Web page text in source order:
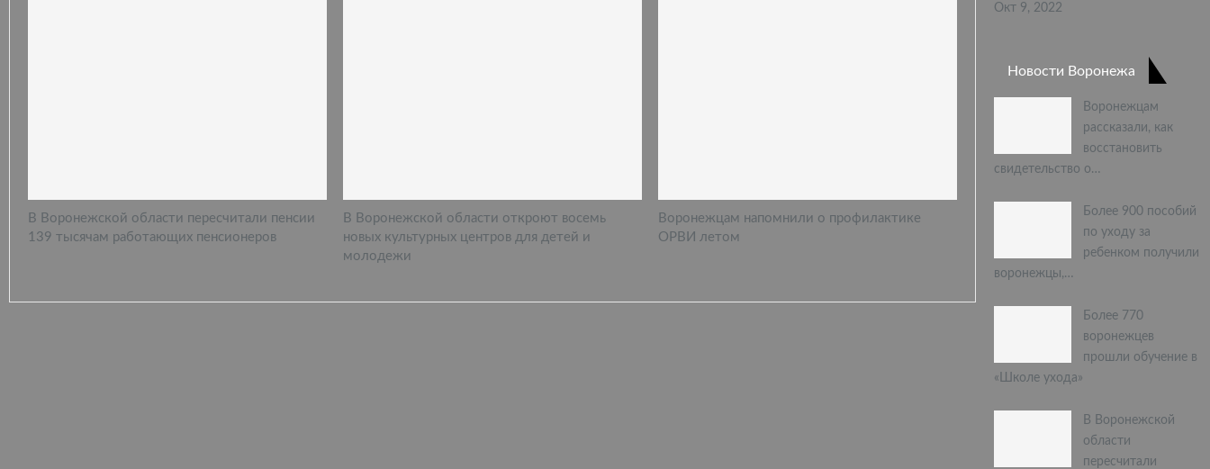
В Воронежской области пересчитали пенсии
139 тысячам работающих пенсионеров
В Воронежской области откроют восемь
новых культурных центров для детей и
молодежи
Воронежцам напомнили о профилактике
ОРВИ летом
Окт 9, 2022
Новости Воронежа
Воронежцам
рассказали, как
восстановить
свидетельство о…
Более 900 пособий
по уходу за
ребенком получили
воронежцы,…
Более 770
воронежцев
прошли обучение в
«Школе ухода»
В Воронежской
области
пересчитали